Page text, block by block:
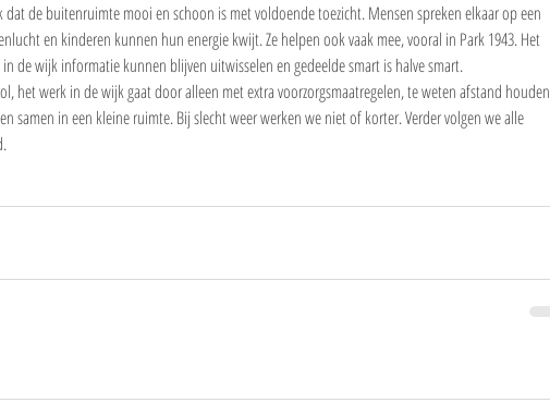
dat de buitenruimte mooi en schoon is met voldoende toezicht. Mensen spreken elkaar op een
en kinderen kunnen hun energie kwijt. Ze helpen ook vaak mee, vooral in Park 1943. Het
de wijk informatie kunnen blijven uitwisselen en gedeelde smart is halve smart.
het werk in de wijk gaat door alleen met extra voorzorgsmaatregelen, te weten afstand houden
samen in een kleine ruimte. Bij slecht weer werken we niet of korter. Verder volgen we alle